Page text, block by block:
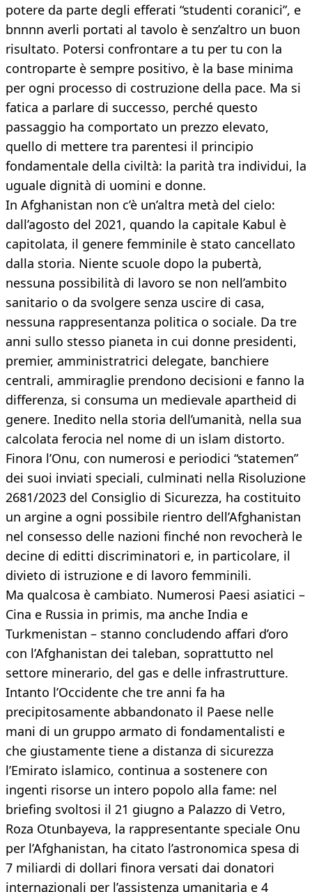
potere da parte degli efferati “studenti coranici”, e
bnnnn averli portati al tavolo è senz’altro un buon
risultato. Potersi confrontare a tu per tu con la
controparte è sempre positivo, è la base minima
per ogni processo di costruzione della pace. Ma si
fatica a parlare di successo, perché questo
passaggio ha comportato un prezzo elevato,
quello di mettere tra parentesi il principio
fondamentale della civiltà: la parità tra individui, la
uguale dignità di uomini e donne.
In Afghanistan non c’è un’altra metà del cielo:
dall’agosto del 2021, quando la capitale Kabul è
capitolata, il genere femminile è stato cancellato
dalla storia. Niente scuole dopo la pubertà,
nessuna possibilità di lavoro se non nell’ambito
sanitario o da svolgere senza uscire di casa,
nessuna rappresentanza politica o sociale. Da tre
anni sullo stesso pianeta in cui donne presidenti,
premier, amministratrici delegate, banchiere
centrali, ammiraglie prendono decisioni e fanno la
differenza, si consuma un medievale apartheid di
genere. Inedito nella storia dell’umanità, nella sua
calcolata ferocia nel nome di un islam distorto.
Finora l’Onu, con numerosi e periodici “statemen”
dei suoi inviati speciali, culminati nella Risoluzione
2681/2023 del Consiglio di Sicurezza, ha costituito
un argine a ogni possibile rientro dell’Afghanistan
nel consesso delle nazioni finché non revocherà le
decine di editti discriminatori e, in particolare, il
divieto di istruzione e di lavoro femminili.
Ma qualcosa è cambiato. Numerosi Paesi asiatici –
Cina e Russia in primis, ma anche India e
Turkmenistan – stanno concludendo affari d’oro
con l’Afghanistan dei taleban, soprattutto nel
settore minerario, del gas e delle infrastrutture.
Intanto l’Occidente che tre anni fa ha
precipitosamente abbandonato il Paese nelle
mani di un gruppo armato di fondamentalisti e
che giustamente tiene a distanza di sicurezza
l’Emirato islamico, continua a sostenere con
ingenti risorse un intero popolo alla fame: nel
briefing svoltosi il 21 giugno a Palazzo di Vetro,
Roza Otunbayeva, la rappresentante speciale Onu
per l’Afghanistan, ha citato l’astronomica spesa di
7 miliardi di dollari finora versati dai donatori
internazionali per l’assistenza umanitaria e 4